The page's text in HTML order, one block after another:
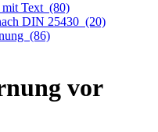
mit Text (80)
DIN 25430 (20)
(86)
vor